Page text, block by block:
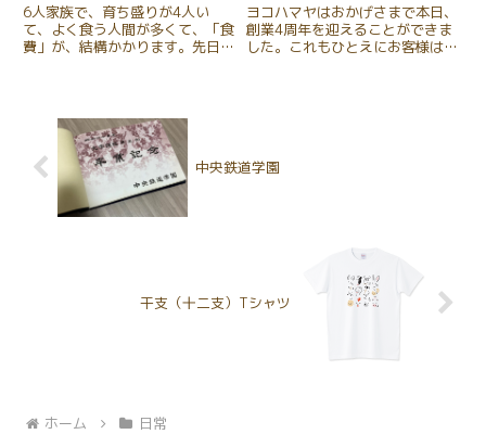
6人家族で、育ち盛りが4人い
て、よく食う人間が多くて、「食
費」が、結構かかります。先日、
と「食」を選択する力を習得し、
健全な食生活を実践することがで
ヨコハマヤはおかげさまで本日、
創業4周年を迎えることができま
した。これもひとえにお客様はじ
中央鉄道学園
干支（十二支）Tシャツ
ホーム 日常